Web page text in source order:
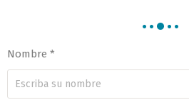
Nombre *